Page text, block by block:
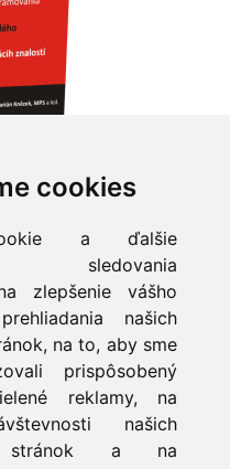
cookies
a ďalšie
sledovania
zlepšenie vášho
našich
na to, aby sme
prispôsobený
reklamy, na
našich
stránok a na
Java Enterprise
pamäte ako v C++!